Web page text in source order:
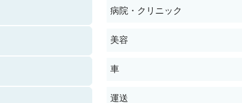
病院・クリニック
美容
車
運送